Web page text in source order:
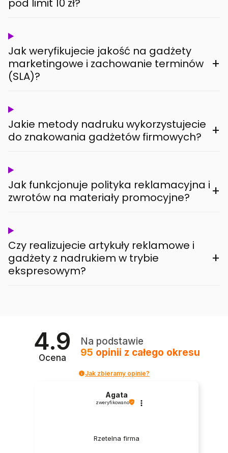
pod limit 10 zł?
Jak weryfikujecie jakość na gadżety
marketingowe i zachowanie terminów
(SLA)?
+
Jakie metody nadruku wykorzystujecie
do znakowania gadżetów firmowych?
+
Jak funkcjonuje polityka reklamacyjna i
zwrotów na materiały promocyjne?
+
Czy realizujecie artykuły reklamowe i
gadżety z nadrukiem w trybie
ekspresowym?
+
4.9
Ocena
Na podstawie
95 opinii z całego okresu
Jak zbieramy opinie?
Agata
zweryfikowano
Rzetelna firma